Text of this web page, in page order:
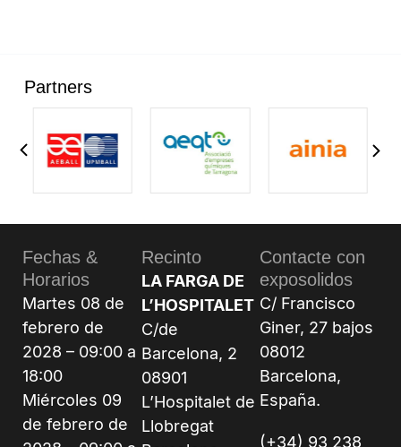
Partners
Fechas &
Horarios
Martes 08 de
febrero de
2028 – 09:00 a
18:00
Miércoles 09
de febrero de
Recinto
LA FARGA DE
L’HOSPITALET
C/de
Barcelona, 2
08901
L’Hospitalet de
Llobregat
Contacte con
exposolidos
C/ Francisco
Giner, 27 bajos
08012
Barcelona,
España.
(+34) 93 238